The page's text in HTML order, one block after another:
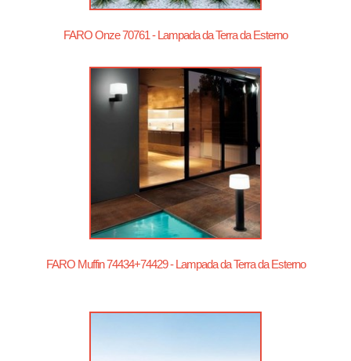
FARO Onze 70761 - Lampada da Terra da Esterno
FARO Muffin 74434+74429 - Lampada da Terra da Esterno